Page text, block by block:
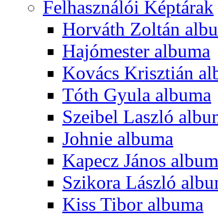
Felhasználói Képtárak
Horváth Zoltán
Hajómester albuma
Kovács Krisztián
Tóth Gyula albuma
Szeibel Laszló
Johnie albuma
Kapecz János
Szikora László
Kiss Tibor albuma